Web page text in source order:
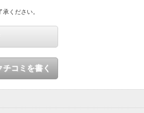
ください。
コミを書く